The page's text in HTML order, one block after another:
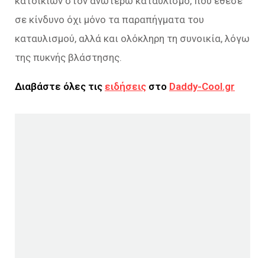
σε κίνδυνο όχι μόνο τα παραπήγματα του
καταυλισμού, αλλά και ολόκληρη τη συνοικία, λόγω
της πυκνής βλάστησης.
Διαβάστε όλες τις ειδήσεις στο Daddy-Cool.gr